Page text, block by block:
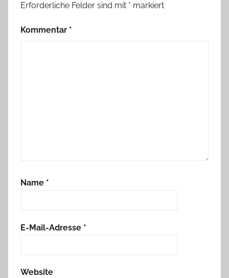
Erforderliche Felder sind mit * markiert
Kommentar *
Name *
E-Mail-Adresse *
Website